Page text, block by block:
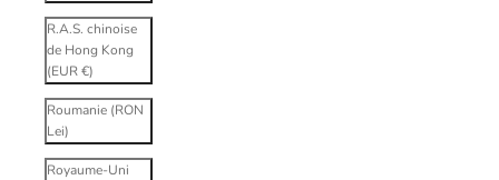
R.A.S. chinoise
de Hong Kong
(EUR €)
Roumanie (RON
Lei)
Royaume-Uni